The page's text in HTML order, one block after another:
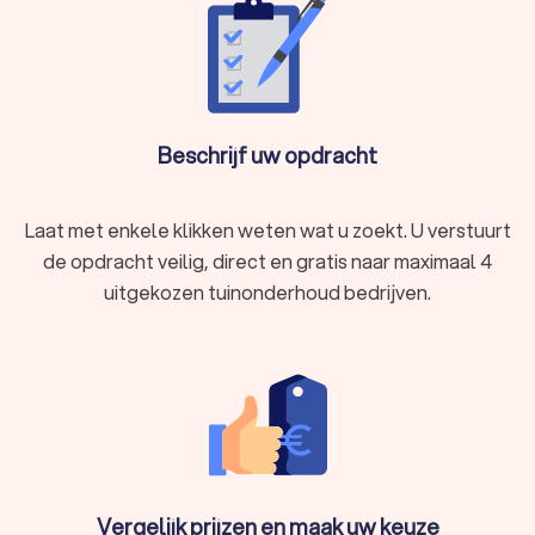
Beschrijf uw opdracht
Laat met enkele klikken weten wat u zoekt. U verstuurt
de opdracht veilig, direct en gratis naar maximaal 4
uitgekozen tuinonderhoud bedrijven.
Vergelijk prijzen en maak uw keuze